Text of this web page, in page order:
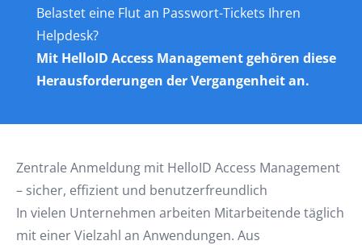
Belastet eine Flut an Passwort-Tickets Ihren
Helpdesk?
Mit HelloID Access Management gehören diese
Herausforderungen der Vergangenheit an.
Zentrale Anmeldung mit HelloID Access Management
– sicher, effizient und benutzerfreundlich
In vielen Unternehmen arbeiten Mitarbeitende täglich
mit einer Vielzahl an Anwendungen. Aus